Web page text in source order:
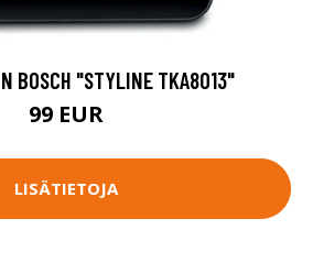
BOSCH "STYLINE TKA8013"
99 EUR
LISÄTIETOJA